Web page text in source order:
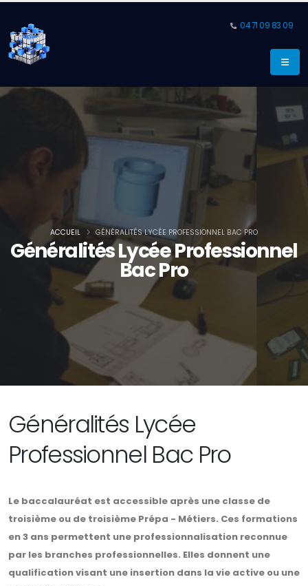
04 71 09 83 09
Généralités Lycée Professionnel
Bac Pro
ACCUEIL GÉNÉRALITÉS LYCÉE PROFESSIONNEL BAC PRO
Généralités Lycée
Professionnel Bac Pro
Le baccalauréat est accessible après une classe de
troisième ou de troisième Prépa - Métiers. Ces formations
en 3 ans permettent une professionnalisation reconnue
par les branches professionnelles. Elles donnent une
qualification visant une insertion dans la vie active ou une